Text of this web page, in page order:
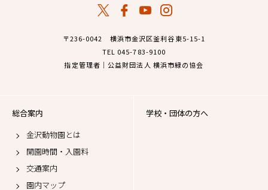
〒236-0042 横浜市金沢区釜利谷東5-15-1
TEL 045-783-9100
指定管理者｜公益財団法人 横浜市緑の協会
総合案内
金沢動物園とは
開園時間・入園料
交通案内
園内マップ
学校・団体の方へ